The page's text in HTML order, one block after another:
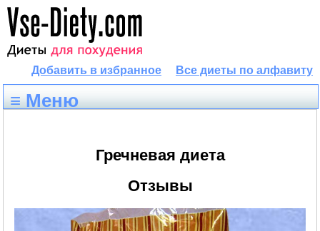
Все диеты по алфавиту
Добавить в избранное
≡ Меню
Гречневая диета
Отзывы